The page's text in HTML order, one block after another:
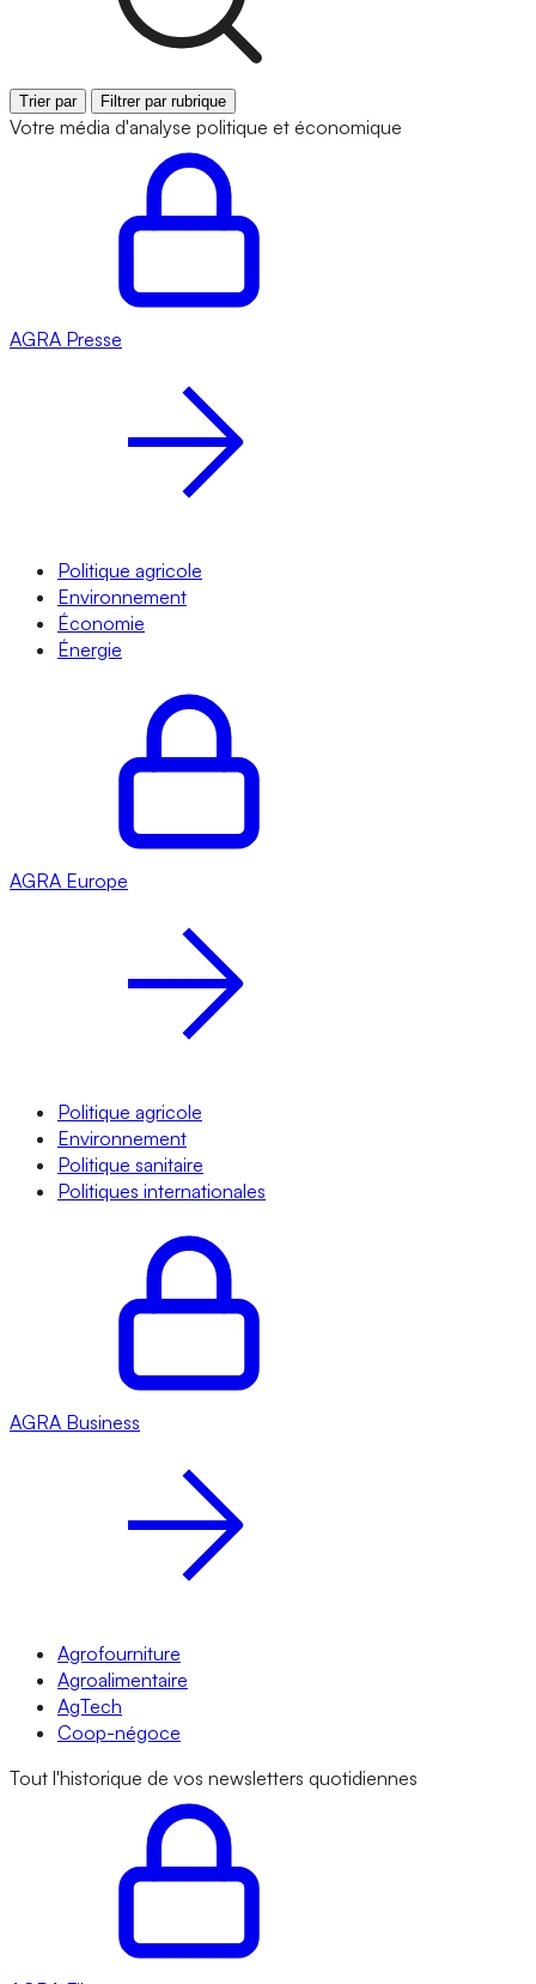
Trier par Filtrer par rubrique
Votre média d'analyse politique et économique
AGRA Presse
Politique agricole
Environnement
Économie
Énergie
AGRA Europe
Politique agricole
Environnement
Politique sanitaire
Politiques internationales
AGRA Business
Agrofourniture
Agroalimentaire
AgTech
Coop-négoce
Tout l'historique de vos newsletters quotidiennes